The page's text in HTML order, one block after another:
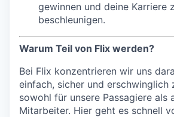
gewinnen und deine Karriere
beschleunigen.
Warum Teil von Flix werden?
Bei Flix konzentrieren wir uns
einfach, sicher und erschwinglich
sowohl für unsere Passagiere als
Mitarbeiter. Hier geht es schnell